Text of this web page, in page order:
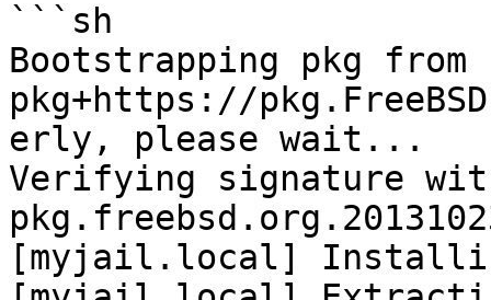
```sh
Bootstrapping pkg from
pkg+https://
erly, please wait...
Verifying signature
[myjail.local]